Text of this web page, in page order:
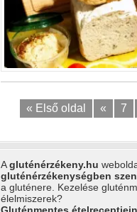
« Első oldal « 7
Agluténérzékeny.hu
gluténérzékenységben
a gluténere. Kezelése
élelmiszerek?